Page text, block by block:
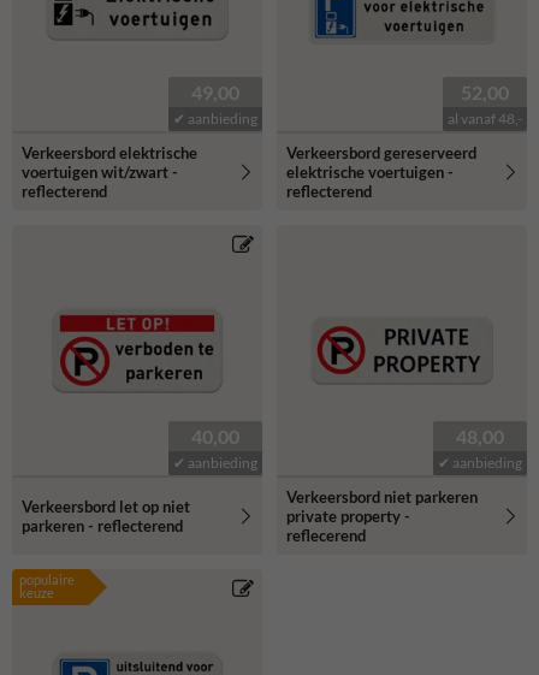
49,00
✔ aanbieding
Verkeersbord elektrische
voertuigen wit/zwart -
reflecterend
52,00
al vanaf 48,-
Verkeersbord gereserveerd
elektrische voertuigen -
reflecterend
40,00
✔ aanbieding
Verkeersbord let op niet
parkeren - reflecterend
48,00
✔ aanbieding
Verkeersbord niet parkeren
private property -
reflecerend
populaire
keuze